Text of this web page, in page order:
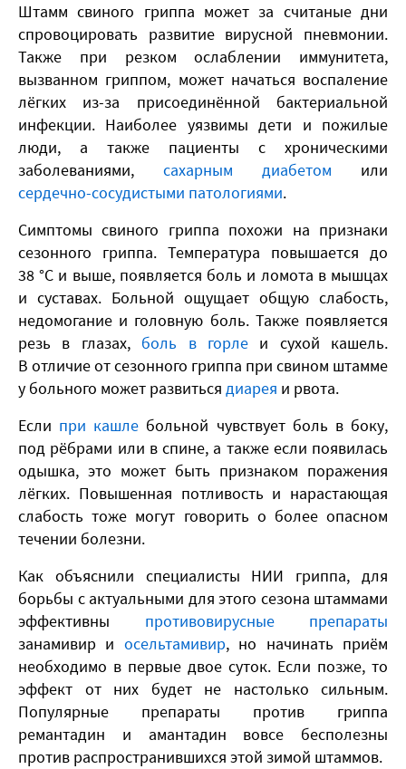
Штамм свиного гриппа может за считаные дни
спровоцировать развитие вирусной пневмонии.
Также при резком ослаблении иммунитета,
вызванном гриппом, может начаться воспаление
лёгких из-за присоединённой бактериальной
инфекции. Наиболее уязвимы дети и пожилые
люди, а также пациенты с хроническими
заболеваниями, сахарным диабетом или
сердечно-сосудистыми патологиями.
Симптомы свиного гриппа похожи на признаки
сезонного гриппа. Температура повышается до
38 °C и выше, появляется боль и ломота в мышцах
и суставах. Больной ощущает общую слабость,
недомогание и головную боль. Также появляется
резь в глазах, боль в горлеи сухой кашель.
В отличие от сезонного гриппа при свином штамме
у больного может развиться диарея и рвота.
Если при кашле больной чувствует боль в боку,
под рёбрами или в спине, а также если появилась
одышка, это может быть признаком поражения
лёгких. Повышенная потливость и нарастающая
слабость тоже могут говорить о более опасном
течении болезни.
Как объяснили специалисты НИИ гриппа, для
борьбы с актуальными для этого сезона штаммами
эффективны противовирусные препараты
занамивир и осельтамивир, но начинать приём
необходимо в первые двое суток. Если позже, то
эффект от них будет не настолько сильным.
Популярные препараты против гриппа
ремантадин и амантадин вовсе бесполезны
против распространившихся этой зимой штаммов.